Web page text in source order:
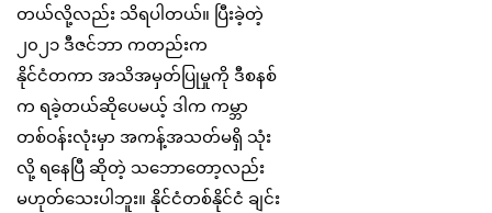
တယ်လို့လည်း သိရပါတယ်။ ပြီးခဲ့တဲ့
၂၀၂၁ ဒီဇင်ဘာ ကတည်းက
နိုင်ငံတကာ အသိအမှတ်ပြုမှုကို ဒီစနစ်
က ရခဲ့တယ်ဆိုပေမယ့် ဒါက ကမ္ဘာ
တစ်ဝန်းလုံးမှာ အကန့်အသတ်မရှိ သုံး
လို့ ရနေပြီ ဆိုတဲ့ သဘောတော့လည်း
မဟုတ်သေးပါဘူး။ နိုင်ငံတစ်နိုင်ငံ ချင်း